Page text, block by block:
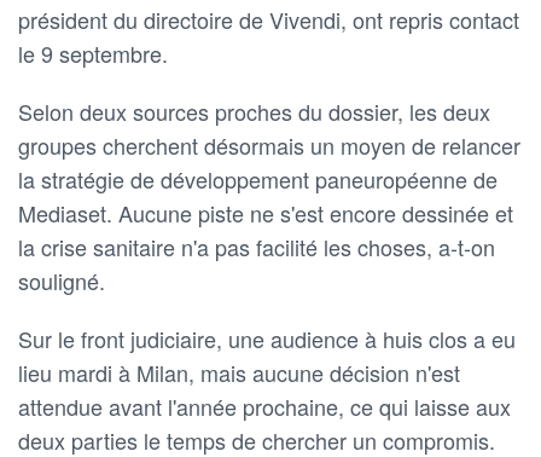
président du directoire de Vivendi, ont repris contact
le 9 septembre.
Selon deux sources proches du dossier, les deux
groupes cherchent désormais un moyen de relancer
la stratégie de développement paneuropéenne de
Mediaset. Aucune piste ne s'est encore dessinée et
la crise sanitaire n'a pas facilité les choses, a-t-on
souligné.
Sur le front judiciaire, une audience à huis clos a eu
lieu mardi à Milan, mais aucune décision n'est
attendue avant l'année prochaine, ce qui laisse aux
deux parties le temps de chercher un compromis.